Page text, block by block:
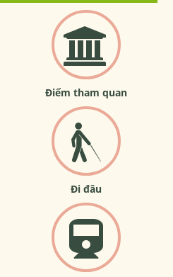
Điểm tham quan
Đi đâu